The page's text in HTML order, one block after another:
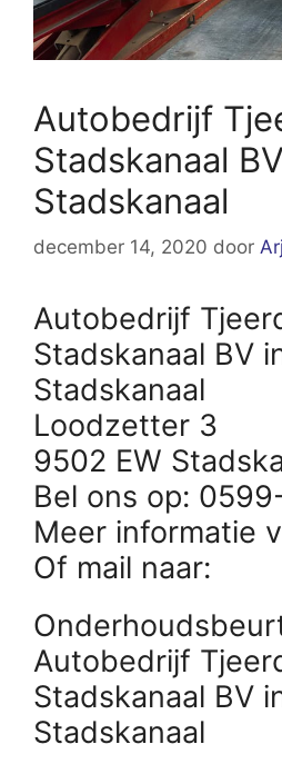
Autobedrijf
Stadskanaal BV
Stadskanaal
december 14, 2020 door
Autobedrijf
Stadskanaal BV
Stadskanaal
Loodzetter 3
9502 EW
Bel ons op:
Meer informatie
Of mail naar:
Autobedrijf
Stadskanaal BV
Stadskanaal